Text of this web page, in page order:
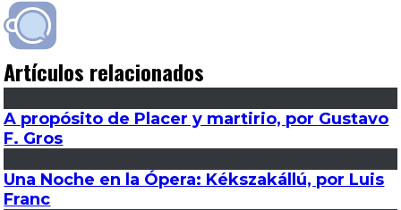
Artículos relacionados
A propósito de Placer y martirio, por Gustavo
F. Gros
Una Noche en la Ópera: Kékszakállú, por Luis
Franc